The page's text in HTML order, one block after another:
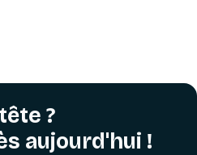
?
aujourd'hui !